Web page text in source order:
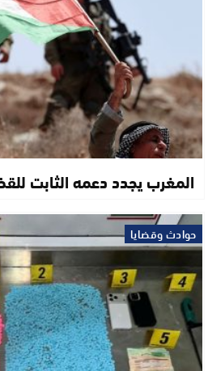
المغرب يجدد دعمه الثابت
حوادث وقضايا